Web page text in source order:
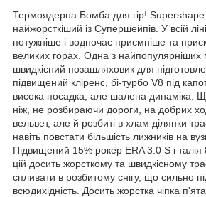
Термоядерна Бомба для гір!
найжорсткіший із Супершейпів. У всій
потужніше і водночас приємніше та
великих горах. Одна з
швидкісний позашляховик для
підвищений кліренс, бі-турбо V8 під
висока посадка, але шалена динаміка.
ніж, не розбираючи дороги, на добрих
вельвет, але й розбиті в хлам ділянки
навіть повстати більшість лижників на
Підвищений 15% рокер ERA 3.0 S і
цій досить жорсткому та швидкісному
спливати в розбитому снігу, що сильно
всюдихідність. Досить жорстка чіпка